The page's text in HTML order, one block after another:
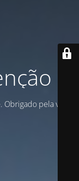
pela vossa